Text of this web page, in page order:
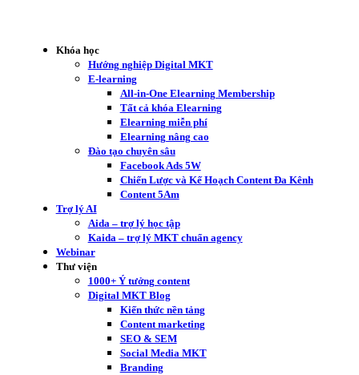
Khóa học
Hướng nghiệp Digital MKT
E-learning
All-in-One Elearning Membership
Tất cả khóa Elearning
Elearning miễn phí
Elearning nâng cao
Đào tạo chuyên sâu
Facebook Ads 5W
Chiến Lược và Kế Hoạch Content Đa Kênh
Content 5Am
Trợ lý AI
Aida – trợ lý học tập
Kaida – trợ lý MKT chuẩn agency
Webinar
Thư viện
1000+ Ý tưởng content
Digital MKT Blog
Kiến thức nền tảng
Content marketing
SEO & SEM
Social Media MKT
Branding